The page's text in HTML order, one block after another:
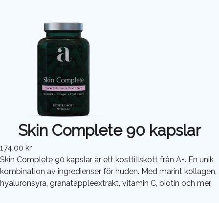
Skin Complete 90 kapslar
174,00 kr
Skin Complete 90 kapslar är ett kosttillskott från A+. En unik
kombination av ingredienser för huden. Med marint kollagen,
hyaluronsyra, granatäppleextrakt, vitamin C, biotin och mer.